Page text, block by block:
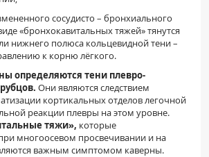
сосудисто – бронхиального
«бронхокавитальных тяжей» тянутся
нижнего полюса кольцевидной тени –
к корню лёгкого.
определяются тени плевро-
Они являются следствием
кортикальных отделов легочной
реакции плевры на этом уровне.
тяжи», которые
многоосевом просвечивании и на
важным симптомом каверны.